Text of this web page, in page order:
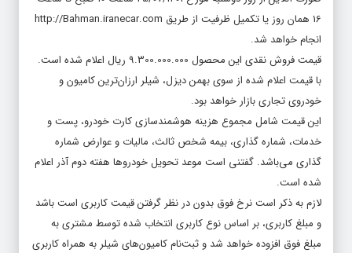
16 همان روز یا تکمیل ظرفیت از طریق http://Bahman.iranecar.com
انجام خواهد شد.
قیمت فروش نقدی این محصول 9.300.000.000 ریال اعلام شده است.
با قیمت اعلام شده از سوی بهمن دیزل، شیلر ارزان‌ترین کامیون و
خودروی تجاری بازار خواهد بود.
این قیمت شامل مجموع هزینه هوشمندسازی کارت خودرو، پست و
خدمات، شماره گذاری، بیمه شخص ثالث، مالیات و عوارض شماره
گذاری می‌باشد. گفتنی است موعد تحویل خودروها هفته دوم آذر اعلام
شده است.
لازم به ذکر است نرخ فوق بدون در نظر گرفتن قیمت کاربری است باشد
و مبلغ کاربری، بر اساس نوع کاربری انتخاب شده توسط مشتری به
مبلغ فوق افزوده خواهد شد و ثبت‌نام کامیون‌های شیلر به همراه کاربری